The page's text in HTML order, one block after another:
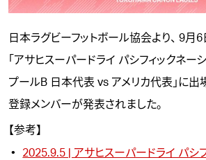
日本ラグビーフットボール協会より、 9月6
「 アサヒスーパードライ パシフィックネー
プールB 日本代表 vs アメリカ代表 」に
登録メンバーが発表されました。
【参考】
2025.9.5 | アサヒスーパードライ パシ